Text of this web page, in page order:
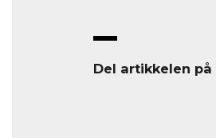
Del artikkelen på